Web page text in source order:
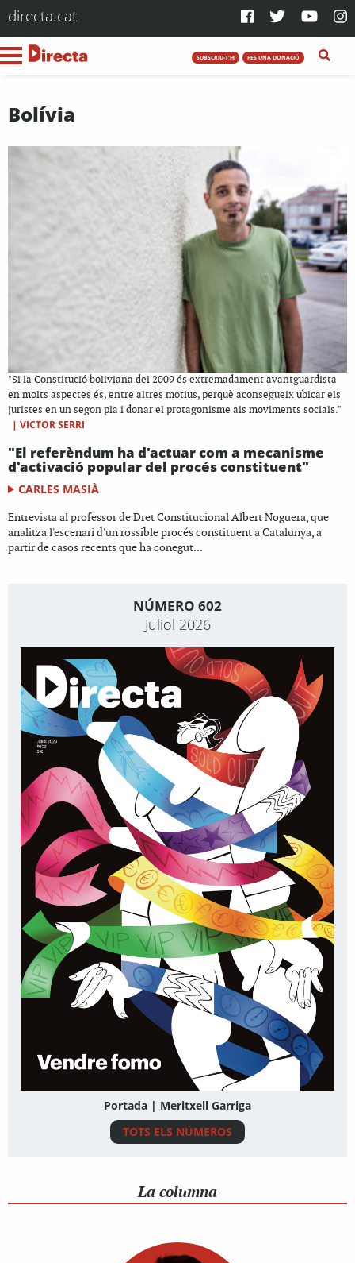
directa.cat
SUBSCRIU-T'HI FES UNA DONACIÓ
Bolívia
"Si la Constitució boliviana del 2009 és extremadament avantguardista
en molts aspectes és, entre altres motius, perquè aconsegueix ubicar els
juristes en un segon pla i donar el protagonisme als moviments socials."
| VICTOR SERRI
"El referèndum ha d'actuar com a mecanisme
d'activació popular del procés constituent"
CARLES MASIÀ
Entrevista al professor de Dret Constitucional Albert Noguera, que
analitza l'escenari d'un rossible procés constituent a Catalunya, a
partir de casos recents que ha conegut...
NÚMERO 602
Juliol 2026
Portada | Meritxell Garriga
TOTS ELS NÚMEROS
La columna